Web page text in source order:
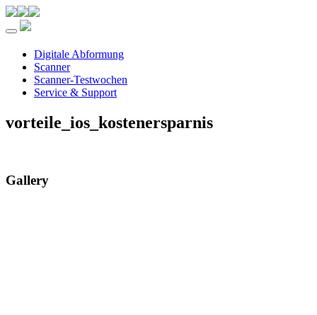
Toggle navigation
Digitale Abformung
Scanner
Scanner-Testwochen
Service & Support
vorteile_ios_kostenersparnis
Gallery